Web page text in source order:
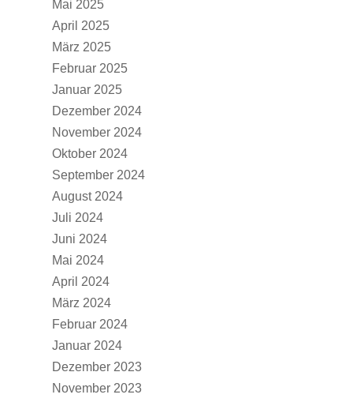
Mai 2025
April 2025
März 2025
Februar 2025
Januar 2025
Dezember 2024
November 2024
Oktober 2024
September 2024
August 2024
Juli 2024
Juni 2024
Mai 2024
April 2024
März 2024
Februar 2024
Januar 2024
Dezember 2023
November 2023